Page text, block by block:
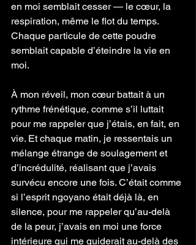
en moi semblait cesser — le cœur, la
respiration, même le flot du temps.
Chaque particule de cette poudre
semblait capable d’éteindre la vie en
moi.
À mon réveil, mon cœur battait à un
rythme frénétique, comme s’il luttait
pour me rappeler que j’étais, en fait, en
vie. Et chaque matin, je ressentais un
mélange étrange de soulagement et
d’incrédulité, réalisant que j’avais
survécu encore une fois. C’était comme
si l’esprit ngoyano était déjà là, en
silence, pour me rappeler qu’au-delà
de la peur, j’avais en moi une force
intérieure qui me guiderait au-delà des